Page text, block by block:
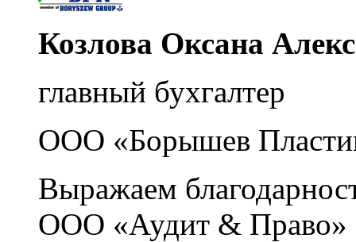
Козлова Оксана
главный бухгалтер
ООО «Борышев
Выражаем
ООО «Аудит & Право»